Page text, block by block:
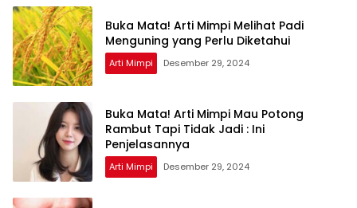
Buka Mata! Arti Mimpi Melihat Padi
Menguning yang Perlu Diketahui
Arti Mimpi Desember 29, 2024
Buka Mata! Arti Mimpi Mau Potong
Rambut Tapi Tidak Jadi : Ini
Penjelasannya
Arti Mimpi Desember 29, 2024